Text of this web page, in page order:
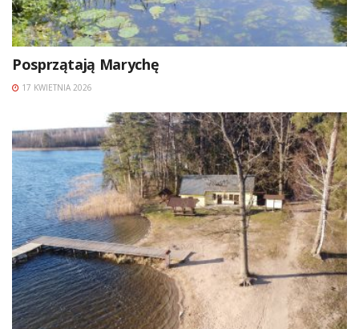
Posprzątają Marychę
17 KWIETNIA 2026